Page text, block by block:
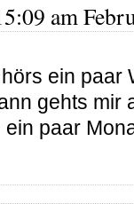
am
ein paar
gehts mir
paar